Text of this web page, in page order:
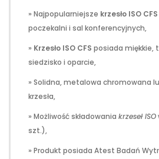
» Najpopularniejsze krzesło ISO
poczekalni i sal konferencyjnych,
» Krzesło ISO CFS posiada miękkie,
siedzisko i oparcie,
» Solidna, metalowa chromowana
krzesła,
» Możliwość składowania krzeseł ISO
szt.),
» Produkt posiada Atest Badań